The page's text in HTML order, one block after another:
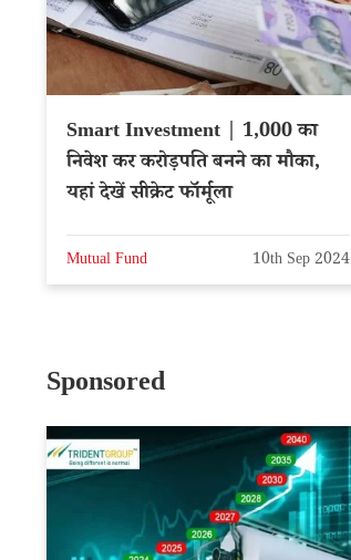
Smart Investment | 1,000 का
निवेश कर करोड़पति बनने का मौका,
यहां देखें सीक्रेट फॉर्मूला
Mutual Fund 10th Sep 2024
Sponsored